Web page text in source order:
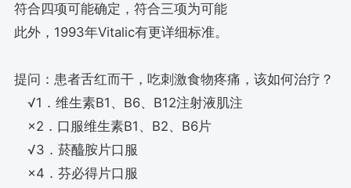
符合四项可能确定，符合三项为可能
此外，1993年Vitalic有更详细标准。
提问：患者舌红而干，吃刺激食物疼痛，该如何治疗？
√1．维生素B1、B6、B12注射液肌注
×2．口服维生素B1、B2、B6片
√3．菸醯胺片口服
×4．芬必得片口服